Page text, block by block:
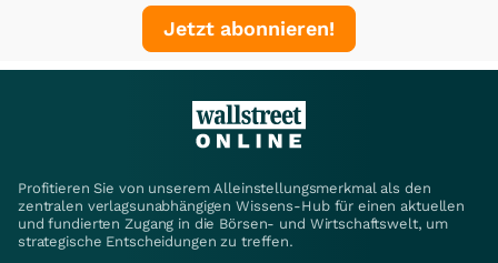
Jetzt abonnieren!
Profitieren Sie von unserem Alleinstellungsmerkmal als den
zentralen verlagsunabhängigen Wissens-Hub für einen aktuellen
und fundierten Zugang in die Börsen- und Wirtschaftswelt, um
strategische Entscheidungen zu treffen.